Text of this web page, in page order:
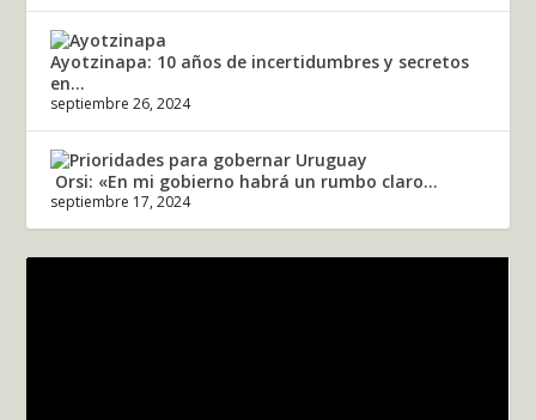
Ayotzinapa: 10 años de incertidumbres y secretos
en...
septiembre 26, 2024
Orsi: «En mi gobierno habrá un rumbo claro...
septiembre 17, 2024